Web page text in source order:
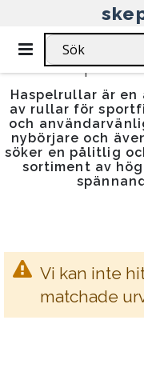
Växla
Nav
RULLAR
Haspelrullar är en
av rullar för
och
nybörjare och
söker en pålitlig
sortiment av
Vi kan inte
matchade